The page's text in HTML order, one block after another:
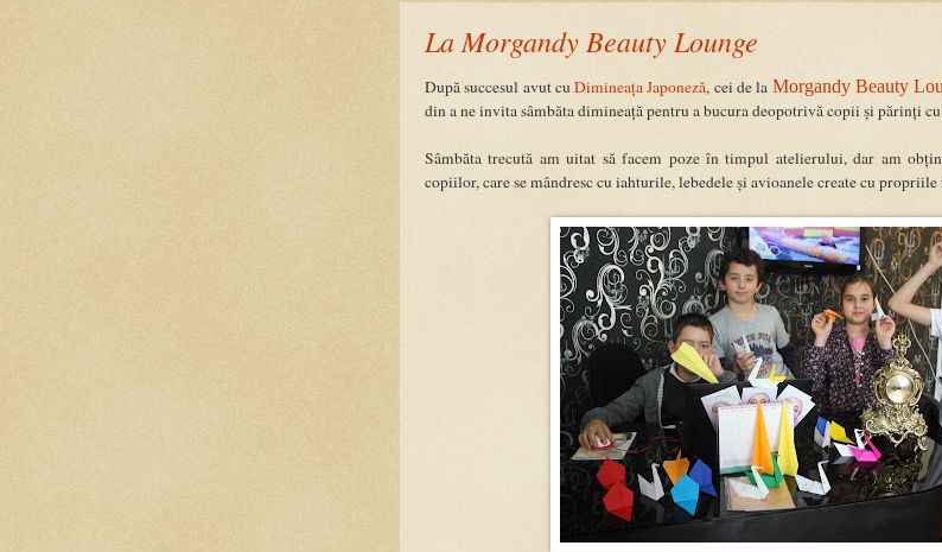
La Morgandy Beauty Lounge
După succesul avut cuDimineața Japoneză, cei de la Morgandy Beauty
din a ne invita sâmbăta dimineață pentru a bucura deopotrivă copii și părinți
Sâmbăta trecută am uitat să facem poze în timpul atelierului, dar am
copiilor, care se mândresc cu iahturile, lebedele și avioanele create cu propriile